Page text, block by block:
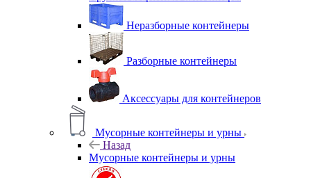
Неразборные контейнеры
Разборные контейнеры
Аксессуары для контейнеров
Мусорные контейнеры и урны
Назад
Мусорные контейнеры и урны